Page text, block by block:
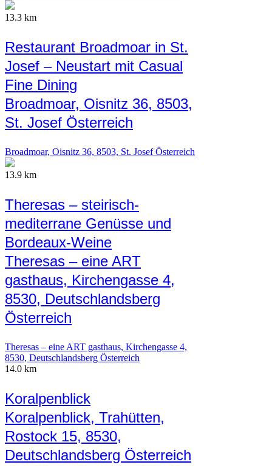
13.3 km
Restaurant Broadmoar in St.
Josef – Neustart mit Casual
Fine Dining
Broadmoar, Oisnitz 36, 8503,
St. Josef Österreich
Broadmoar, Oisnitz 36, 8503, St. Josef Österreich
13.9 km
Theresas – steirisch-
mediterrane Genüsse und
Bordeaux-Weine
Theresas – eine ART
gasthaus, Kirchengasse 4,
8530, Deutschlandsberg
Österreich
Theresas – eine ART gasthaus, Kirchengasse 4,
8530, Deutschlandsberg Österreich
14.0 km
Koralpenblick
Koralpenblick, Trahütten,
Rostock 15, 8530,
Deutschlandsberg Österreich